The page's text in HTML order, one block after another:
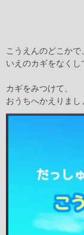
こうえんのどこかで、
いえのカギをなくし
カギをみつけて、
おうちへかえりまし